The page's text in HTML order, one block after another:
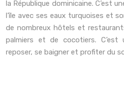
la République dominicaine. C’est
l’île avec ses eaux turquoises et
de nombreux hôtels et
palmiers et de cocotiers.
reposer, se baigner et profiter du